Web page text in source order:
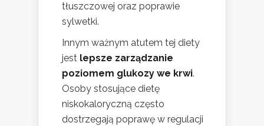
tłuszczowej oraz poprawie
sylwetki.
Innym ważnym atutem tej diety
jest lepsze zarządzanie
poziomem glukozy we krwi.
Osoby stosujące dietę
niskokaloryczną często
dostrzegają poprawę w regulacji